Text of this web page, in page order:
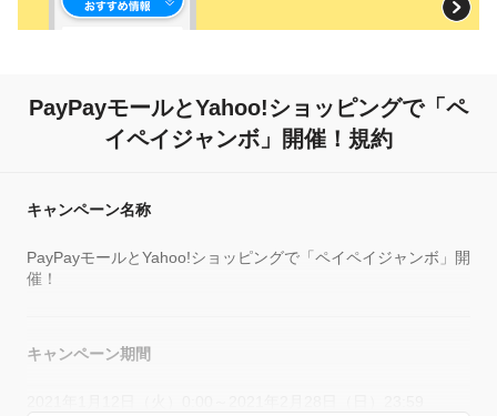
PayPayモールとYahoo!ショッピングで「ペ
イペイジャンボ」開催！規約
キャンペーン名称
PayPayモールとYahoo!ショッピングで「ペイペイジャンボ」開
催！
キャンペーン期間